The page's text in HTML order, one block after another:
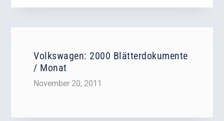
Volkswagen: 2000 Blätterdokumente
/ Monat
November 20, 2011